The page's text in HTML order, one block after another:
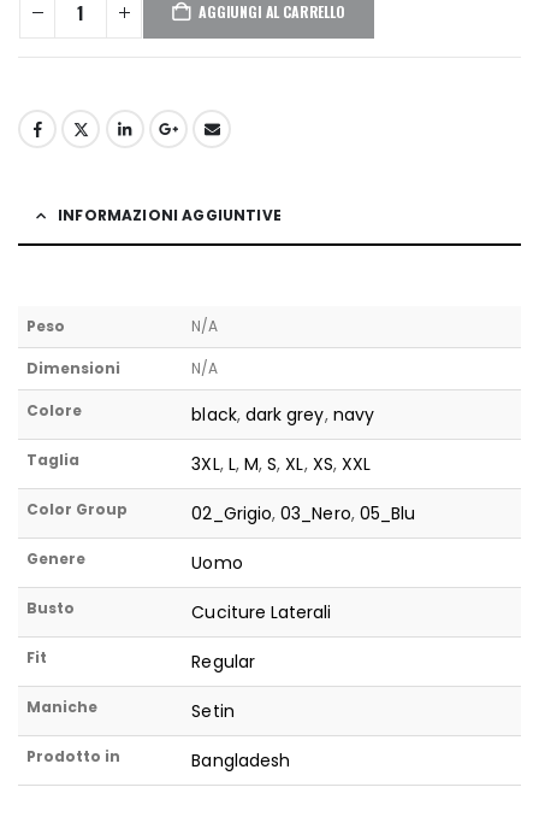
AGGIUNGI AL CARRELLO
INFORMAZIONI AGGIUNTIVE
Peso N/A
Dimensioni N/A
Colore black, dark grey, navy
Taglia 3XL, L, M,S,XL, XS, XXL
Color Group 02_Grigio,03_Nero, 05_Blu
Genere Uomo
Busto Cuciture Laterali
Fit Regular
Maniche Setin
Prodotto in Bangladesh